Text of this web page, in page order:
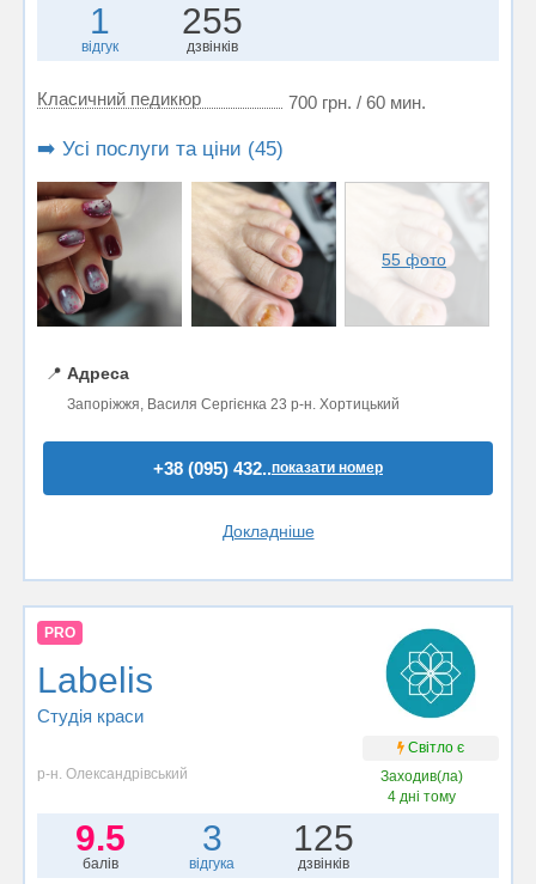
1
відгук
255
дзвінків
Класичний педикюр 700 грн. / 60 мин.
➡️ Усі послуги та ціни (45)
55 фото
📍 Адреса
Запоріжжя, Василя Сергієнка 23 р-н. Хортицький
+38 (095) 432..показати номер
Докладніше
PRO
Labelis
Студія краси
Світло є
р-н. Олександрівський
Заходив(ла)
4 дні тому
9.5
балів
3
відгука
125
дзвінків